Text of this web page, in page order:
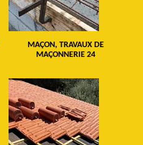
MAÇON, TRAVAUX DE
MAÇONNERIE 24